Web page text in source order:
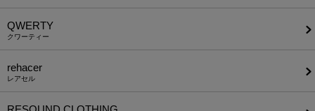
QWERTY
クワーティー
rehacer
レアセル